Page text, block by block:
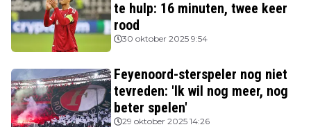
te hulp: 16 minuten, twee keer
rood
30 oktober 2025 9:54
Feyenoord-sterspeler nog niet
tevreden: 'Ik wil nog meer, nog
beter spelen'
29 oktober 2025 14:26